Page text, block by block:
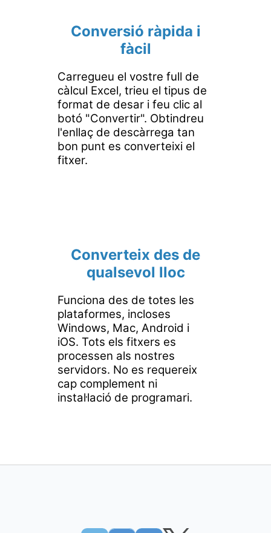
Conversió ràpida i
fàcil
Carregueu el vostre full de
càlcul Excel, trieu el tipus de
format de desar i feu clic al
botó "Convertir". Obtindreu
l'enllaç de descàrrega tan
bon punt es converteixi el
fitxer.
Converteix des de
qualsevol lloc
Funciona des de totes les
plataformes, incloses
Windows, Mac, Android i
iOS. Tots els fitxers es
processen als nostres
servidors. No es requereix
cap complement ni
instal·lació de programari.